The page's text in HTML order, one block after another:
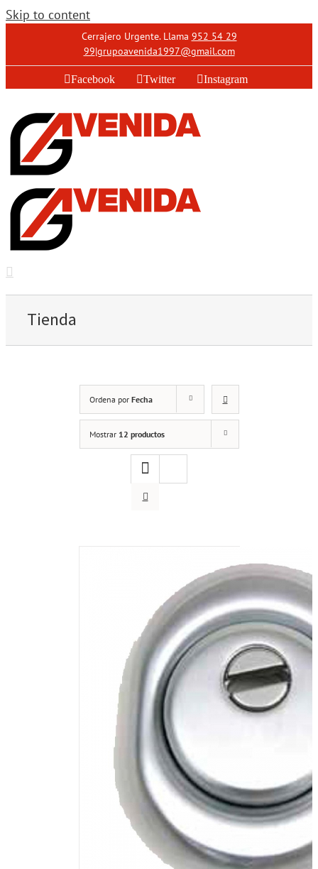
Skip to content
Cerrajero Urgente. Llama 952 54 29
99|grupoavenida1997@gmail.com
Facebook Twitter Instagram
Tienda
Ordena por Fecha
Mostrar 12 productos